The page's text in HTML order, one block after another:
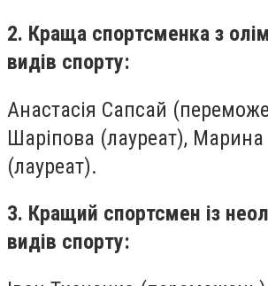
2. Краща спортсменка з
видів спорту:
Анастасія Сапсай
Шаріпова (лауреат),
(лауреат).
3. Кращий спортсмен із
видів спорту: